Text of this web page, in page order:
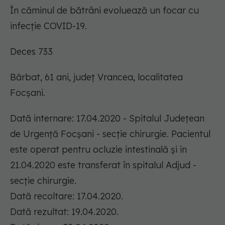
În căminul de bătrâni evoluează un focar cu
infecție COVID-19.
Deces 733
Bărbat, 61 ani, județ Vrancea, localitatea
Focșani.
Dată internare: 17.04.2020 - Spitalul Județean
de Urgență Focșani - secție chirurgie. Pacientul
este operat pentru ocluzie intestinală și in
21.04.2020 este transferat în spitalul Adjud -
secție chirurgie.
Dată recoltare: 17.04.2020.
Dată rezultat: 19.04.2020.